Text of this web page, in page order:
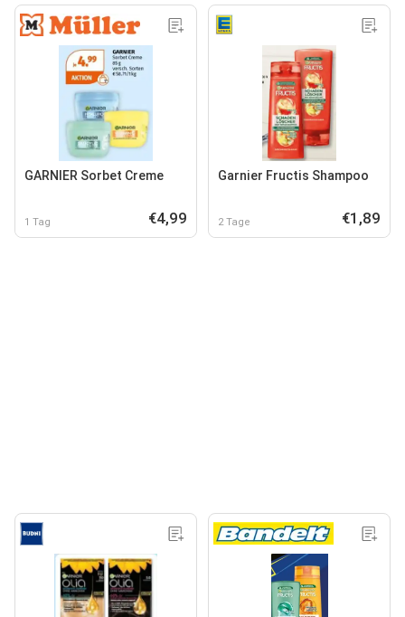
GARNIER Sorbet Creme
1 Tag €4,99
Garnier Fructis Shampoo
2 Tage €1,89